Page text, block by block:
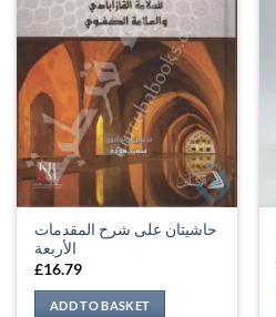
حاشيتان على شرح المقدمات
الأربعة
£16.79
ADD TO BASKET